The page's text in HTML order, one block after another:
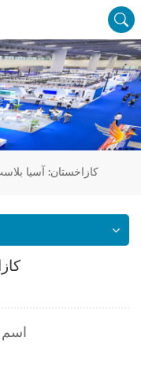
كازاخستان: آسيا بلاست
اسم